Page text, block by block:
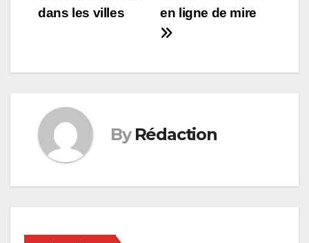
en ligne de mire
dans les villes
By Rédaction